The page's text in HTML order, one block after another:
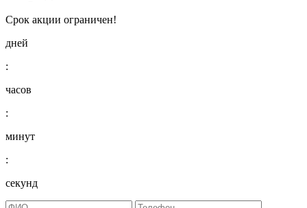
Срок акции ограничен!
дней
:
часов
:
минут
:
секунд